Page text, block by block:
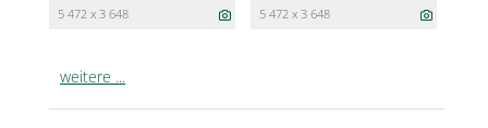
5 472 x 3 648 5 472 x 3 648
weitere ...